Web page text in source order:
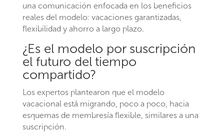
una comunicación enfocada en los beneficios
reales del modelo: vacaciones garantizadas,
flexibilidad y ahorro a largo plazo.
¿Es el modelo por suscripción
el futuro del tiempo
compartido?
Los expertos plantearon que el modelo
vacacional está migrando, poco a poco, hacia
esquemas de membresía flexible, similares a una
suscripción.